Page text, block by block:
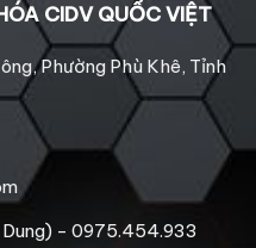
CIDV QUỐC VIỆT
Phường Phù Khê, Tỉnh
Dung) - 0975.454.933